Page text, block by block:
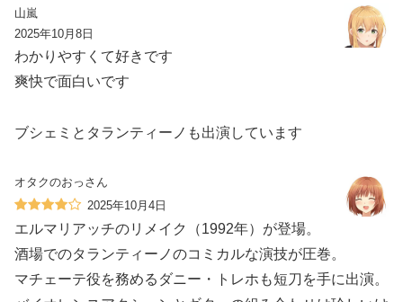
山嵐
2025年10月8日
わかりやすくて好きです
爽快で面白いです
ブシェミとタランティーノも出演しています
オタクのおっさん
2025年10月4日
エルマリアッチのリメイク（1992年）が登場。
酒場でのタランティーノのコミカルな演技が圧巻。
マチェーテ役を務めるダニー・トレホも短刀を手に出演。